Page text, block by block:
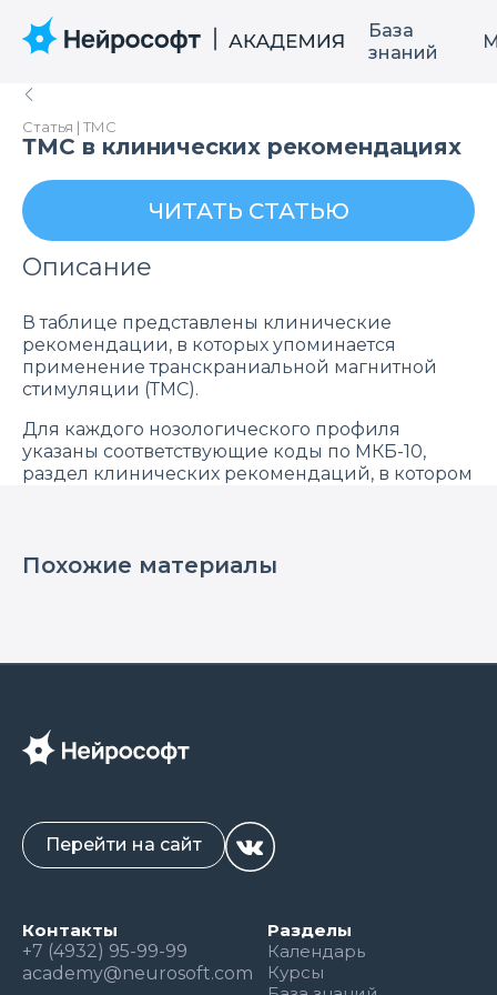
База
знаний
Статья | ТМС
ТМС в клинических рекомендациях
ЧИТАТЬ СТАТЬЮ
Описание
В таблице представлены клинические
рекомендации, в которых упоминается
применение транскраниальной магнитной
стимуляции (ТМС).
Для каждого нозологического профиля
указаны соответствующие коды по МКБ-10,
раздел клинических рекомендаций, в котором
демонстрирует спектр клинических
состояний, при которых ТМС может
Похожие материалы
Контакты
+7 (4932) 95-99-99
academy@neurosoft.com
Разделы
Календарь
Курсы
Перейти на сайт